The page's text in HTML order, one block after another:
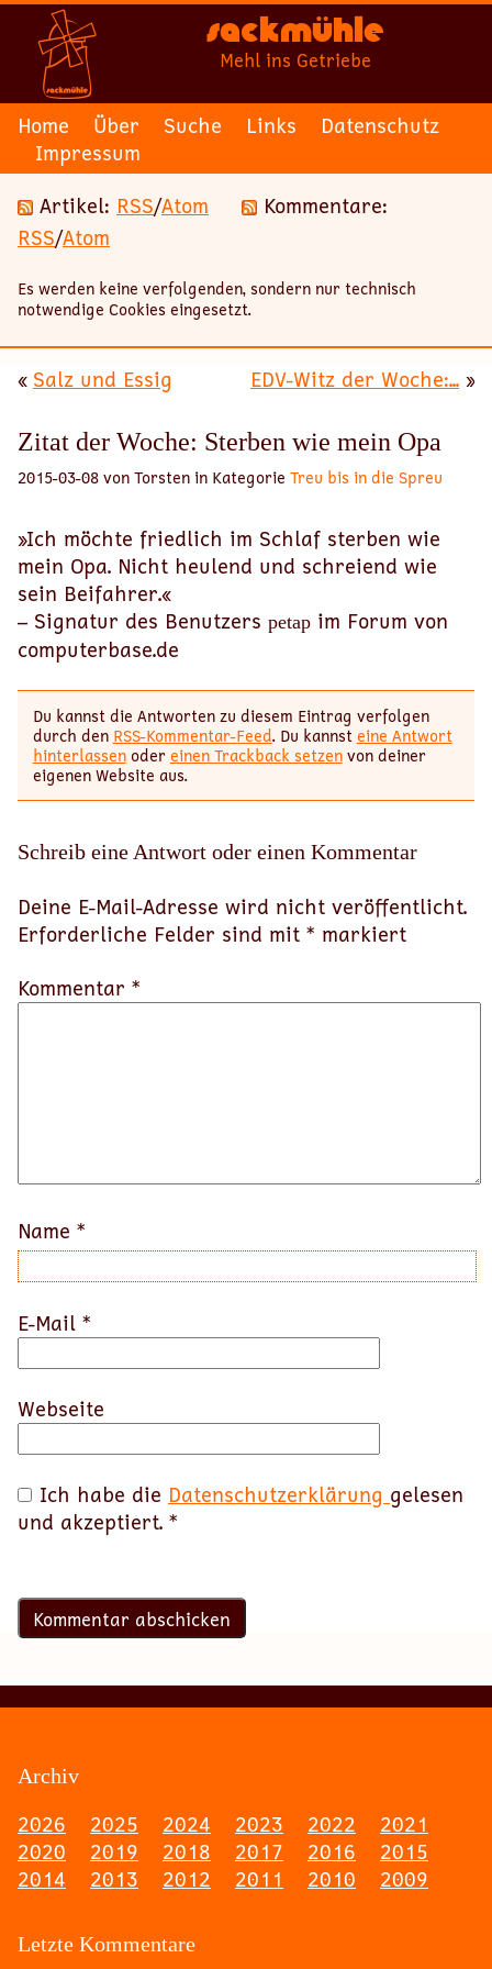
Sackmühle
Mehl ins Getriebe
Home Über Suche Links
Datenschutz
Impressum
Artikel: RSS/Atom
Kommentare:
RSS/Atom
Es werden keine verfolgenden, sondern nur technisch
notwendige Cookies eingesetzt.
« Salz und Essig EDV-Witz der Woche:... »
Zitat der Woche: Sterben wie mein Opa
2015-03-08 von Torsten in Kategorie Treu bis in die Spreu
»Ich möchte friedlich im Schlaf sterben wie
mein Opa. Nicht heulend und schreiend wie
sein Beifahrer.«
– Signatur des Benutzers petap im Forum von
computerbase.de
Du kannst die Antworten zu diesem Eintrag verfolgen
durch den RSS-Kommentar-Feed. Du kannsteine Antwort
hinterlassenodereinen Trackback setzenvon deiner
eigenen Website aus.
Schreib eine Antwort oder einen Kommentar
Deine E-Mail-Adresse wird nicht veröffentlicht.
Erforderliche Felder sind mit * markiert
Kommentar *
Name *
E-Mail *
Webseite
Ich habe die Datenschutzerklärung gelesen
und akzeptiert. *
Archiv
2026 2025 2024 2023 2022
2021
2020
2019 2018 2017 2016
2015
2014
2013 2012 2011 2010 2009
Letzte Kommentare